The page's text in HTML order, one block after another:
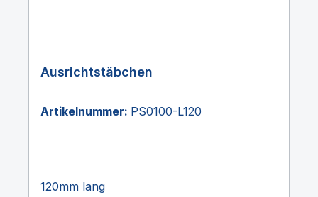
Ausrichtstäbchen
Artikelnummer: PS0100-L120
120mm lang